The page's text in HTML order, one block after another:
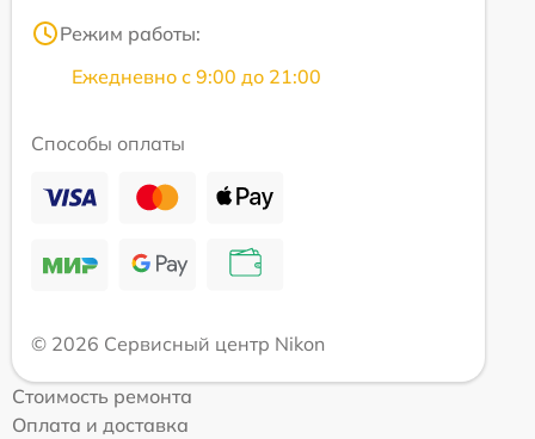
Режим работы:
Ежедневно с 9:00 до 21:00
Способы оплаты
© 2026 Сервисный центр Nikon
Стоимость ремонта
Оплата и доставка